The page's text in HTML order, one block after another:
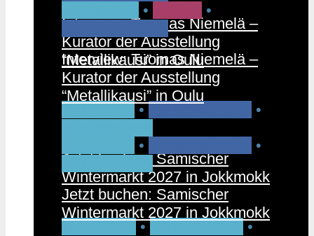
Interview: Tuomas Niemelä –
Kurator der Ausstellung
“Metallikausi” in Oulu
PARTNER • RUNDREISEN
•
Jetzt buchen: Samischer
Wintermarkt 2027 in Jokkmokk
FAHRRAD • NORWEGEN •
•
•
Interview: Tuomas Niemelä –
Kurator der Ausstellung
“Metallikausi” in Oulu
•
•
Jetzt buchen: Samischer
Wintermarkt 2027 in Jokkmokk